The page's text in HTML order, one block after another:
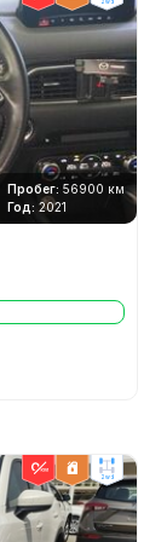
2wd
Пробег: 56900 км
Год: 2021
2wd